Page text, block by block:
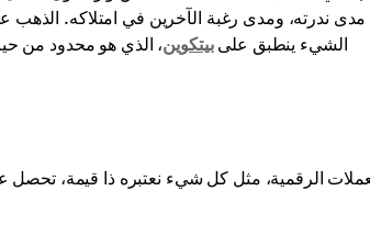
مدى ندرته، ومدى رغبة الآخرين في امتلاكه.
الشيء ينطبق علىبيتكوين، الذي هو محدود من
الرقمية، مثل كل شيء نعتبره ذا قيمة، تحصل